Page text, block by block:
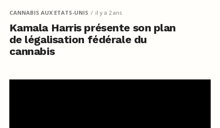
CANNABIS AUX ETATS-UNIS il y a 2 ans
Kamala Harris présente son plan
de légalisation fédérale du
cannabis